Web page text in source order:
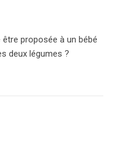
proposée à un bébé
deux légumes ?